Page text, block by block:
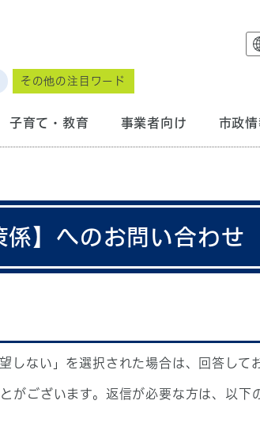
その他の注目ワード
子育て・教育 事業者向け 市政情
係】へのお問い合わせ
しない」を選択された場合は、回答して
がございます。返信が必要な方は、以下